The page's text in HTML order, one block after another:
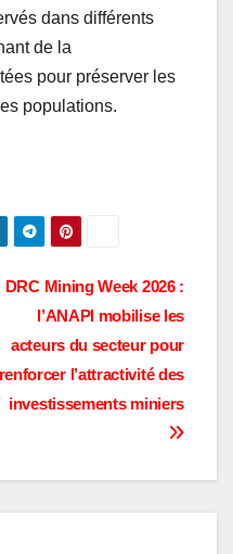
dans différents
de la
pour préserver les
populations.
DRC Mining Week 2026 :
l’ANAPI mobilise les
acteurs du secteur pour
renforcer l’attractivité des
investissements miniers